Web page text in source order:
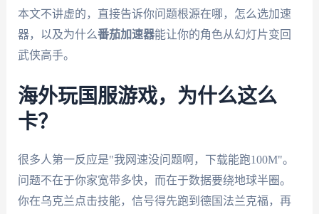
本文不讲虚的，直接告诉你问题根源在哪，怎么选加速
器，以及为什么番茄加速器能让你的角色从幻灯片变回
武侠高手。
海外玩国服游戏，为什么这么
卡？
很多人第一反应是"我网速没问题啊，下载能跑100M"。
问题不在于你家宽带多快，而在于数据要绕地球半圈。
你在乌克兰点击技能，信号得先跑到德国法兰克福，再